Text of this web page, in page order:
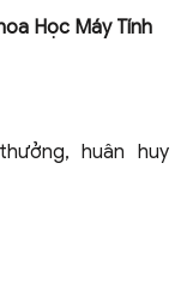
Học Máy Tính
huân huy